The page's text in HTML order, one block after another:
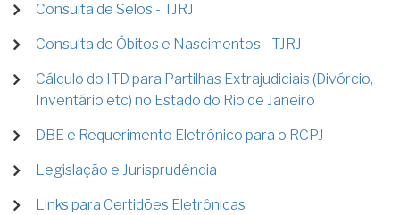
Consulta de Selos - TJRJ
Consulta de Óbitos e Nascimentos - TJRJ
Cálculo do ITD para Partilhas Extrajudiciais (Divórcio,
Inventário etc) no Estado do Rio de Janeiro
DBE e Requerimento Eletrônico para o RCPJ
Legislação e Jurisprudência
Links para Certidões Eletrônicas